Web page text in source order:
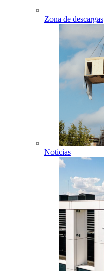
Zona de descargas
Noticias